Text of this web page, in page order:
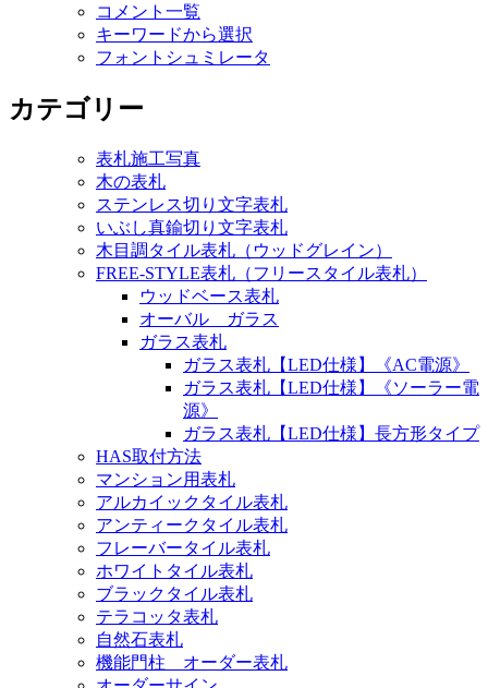
コメント一覧
キーワードから選択
フォントシュミレータ
カテゴリー
表札施工写真
木の表札
ステンレス切り文字表札
いぶし真鍮切り文字表札
木目調タイル表札（ウッドグレイン）
FREE-STYLE表札（フリースタイル表札）
ウッドベース表札
オーバル ガラス
ガラス表札
ガラス表札【LED仕様】《AC電源》
ガラス表札【LED仕様】《ソーラー電
源》
ガラス表札【LED仕様】長方形タイプ
HAS取付方法
マンション用表札
アルカイックタイル表札
アンティークタイル表札
フレーバータイル表札
ホワイトタイル表札
ブラックタイル表札
テラコッタ表札
自然石表札
機能門柱 オーダー表札